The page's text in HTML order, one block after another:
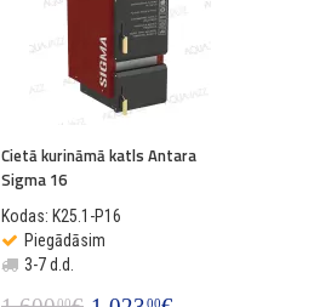
Cietā kurināmā katls Antara
Sigma 16
Kodas: K25.1-P16
Piegādāsim
3-7 d.d.
00 00